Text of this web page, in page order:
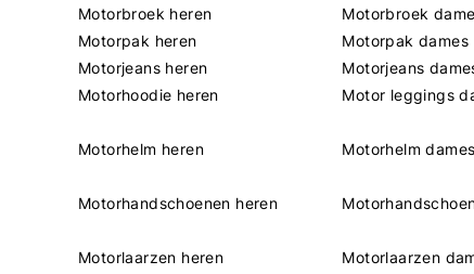
Motorbroek heren
Motorpak heren
Motorjeans heren
Motorhoodie heren
Motorhelm heren
Motorhandschoenen heren
Motorlaarzen heren
Motorbroek
Motorpak dames
Motorjeans
Motor leggings
Motorhelm dames
Motorlaarzen